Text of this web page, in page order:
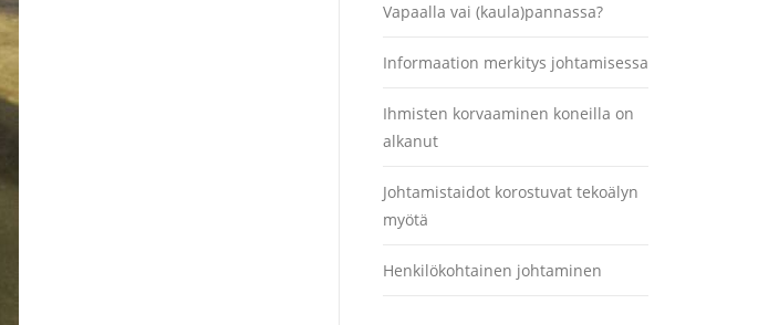
Vapaalla vai (kaula)pannassa?
Informaation merkitys johtamisessa
Ihmisten korvaaminen koneilla on
alkanut
Johtamistaidot korostuvat tekoälyn
myötä
Henkilökohtainen johtaminen